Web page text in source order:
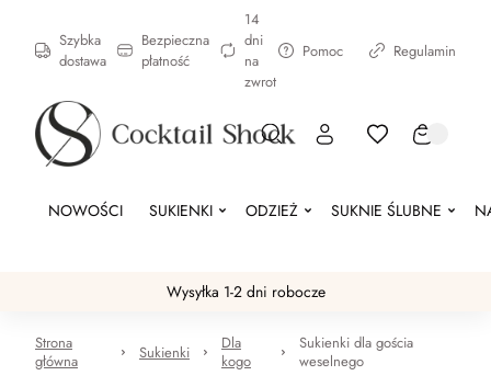
Szybka
dostawa
Bezpieczna
płatność
14
dni
na
zwrot
Pomoc Regulamin
NOWOŚCI SUKIENKI ODZIEŻ SUKNIE ŚLUBNE
Wysyłka 1-2 dni robocze
Strona
główna
Sukienki
Dla
kogo
Sukienki dla gościa
weselnego